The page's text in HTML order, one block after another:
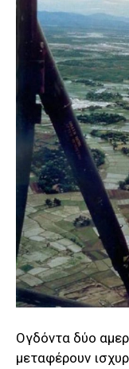
Ογδόντα δύο
μεταφέρουν